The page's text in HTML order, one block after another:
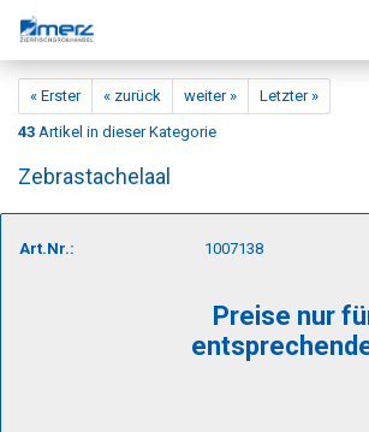
« Erster « zurück weiter »
Letzter »
43 Artikel in dieser Kategorie
Zebrastachelaal
Art.Nr.: 1007138
Preise nur